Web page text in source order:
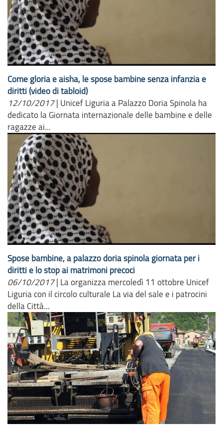
Come gloria e aisha, le spose bambine senza infanzia e
diritti (video di tabloid)
12/10/2017 | Unicef Liguria a Palazzo Doria Spinola ha
dedicato la Giornata internazionale delle bambine e delle
ragazze ai...
Spose bambine, a palazzo doria spinola giornata per i
diritti e lo stop ai matrimoni precoci
06/10/2017 | La organizza mercoledì 11 ottobre Unicef
Liguria con il circolo culturale La via del sale e i patrocini
della Città...